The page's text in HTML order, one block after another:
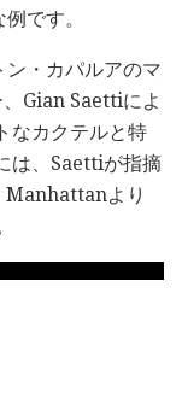
です。
・カパルアのマ
Gian Saettiによ
なカクテルと特
は、Saettiが指摘
Manhattanより